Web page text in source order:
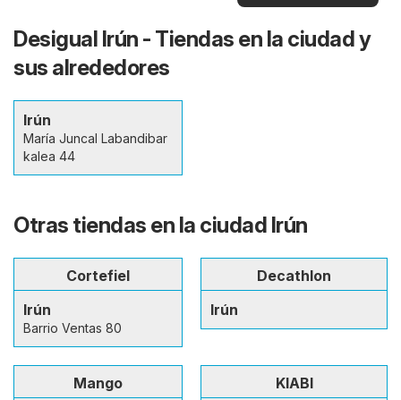
Desigual Irún - Tiendas en la ciudad y
sus alrededores
Irún
María Juncal Labandibar
kalea 44
Otras tiendas en la ciudad Irún
Cortefiel
Irún
Barrio Ventas 80
Decathlon
Irún
Mango
KIABI